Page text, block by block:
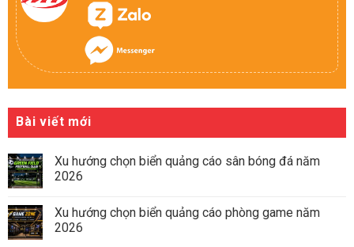
Bài viết mới
Xu hướng chọn biển quảng cáo sân bóng đá năm
2026
Xu hướng chọn biển quảng cáo phòng game năm
2026